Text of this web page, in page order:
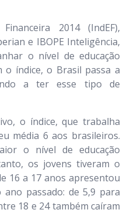
2014 (IndEF),
e IBOPE Inteligência,
o nível de educação
o índice, o Brasil passa a
a ter esse tipo de
o índice, que trabalha
média 6 aos brasileiros.
o nível de educação
os jovens tiveram o
16 a 17 anos apresentou
passado: de 5,9 para
18 e 24 também caíram